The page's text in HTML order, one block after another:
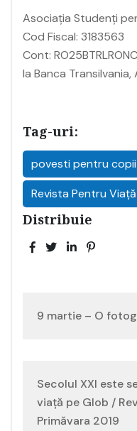
Asociația Studenți
Cod Fiscal: 3183563
Cont:
la Banca
Tag-uri:
povesti pentru copii
Revista Pentru Viață
Distribuie
Navigare
9 martie – O
Secolul XXI este
viață pe Glob /
Primăvara 2019